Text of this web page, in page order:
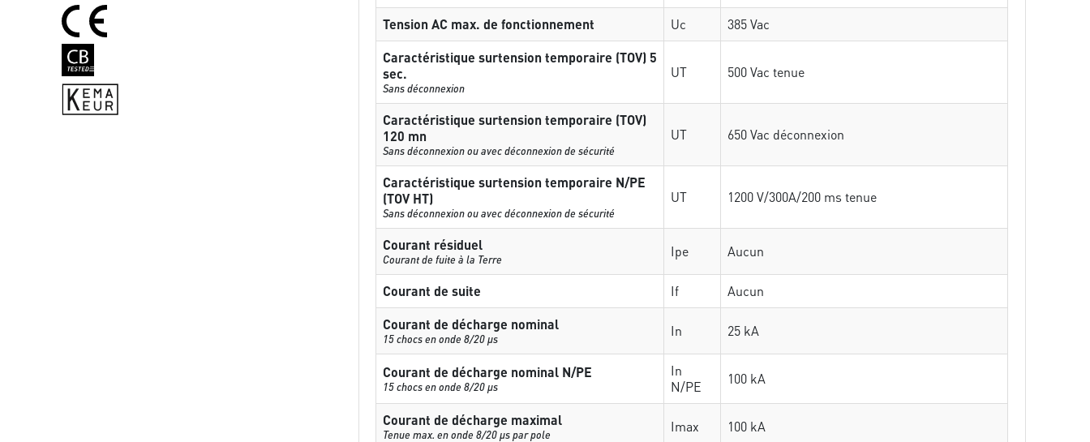
Tension AC max. de fonctionnement
Uc
385 Vac
Caractéristique surtension temporaire (TOV) 5
sec.
Sans déconnexion
UT 500 Vac tenue
Caractéristique surtension temporaire (TOV)
120 mn
Sans déconnexion ou avec déconnexion de sécurité
UT 650 Vac déconnexion
Caractéristique surtension temporaire N/PE
(TOV HT)
Sans déconnexion ou avec déconnexion de sécurité
UT 1200 V/300A/200 ms tenue
Courant résiduel
Courant de fuite à la Terre Ipe Aucun
Courant de suite If
Aucun
Courant de décharge nominal
15 chocs en onde 8/20 µs In 25 kA
Courant de décharge nominal N/PE
15 chocs en onde 8/20 µs
In
N/PE
100 kA
Courant de décharge maximal
Tenue max. en onde 8/20 µs par pole Imax 100 kA